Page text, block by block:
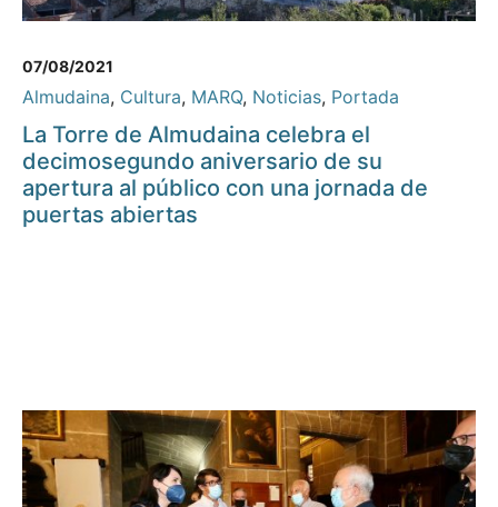
07/08/2021
Almudaina, Cultura, MARQ, Noticias, Portada
La Torre de Almudaina celebra el
decimosegundo aniversario de su
apertura al público con una jornada de
puertas abiertas